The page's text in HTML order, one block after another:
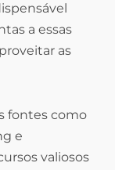
a essas
as
fontes como
e
valiosos